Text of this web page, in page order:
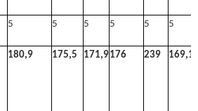
5 5 5 5 5 5
180,9 175,5 171,9176 239 169,1